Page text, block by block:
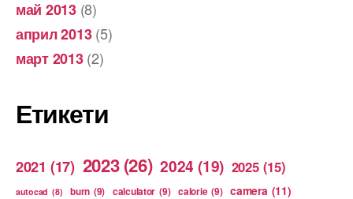
май 2013(8)
април 2013(5)
март 2013(2)
Етикети
2021 (17) 2023 (26) 2024 (19) 2025 (15)
autocad (8) burn (9) calculator (9) calorie (9) camera (11)